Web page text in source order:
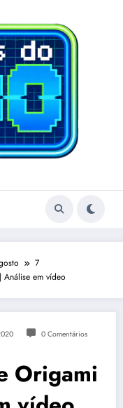
7
em vídeo
0 Comentários
Origami